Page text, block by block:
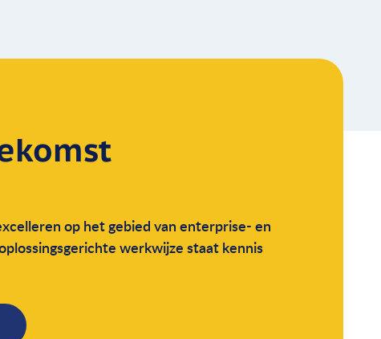
op het gebied van enterprise- en
werkwijze staat kennis